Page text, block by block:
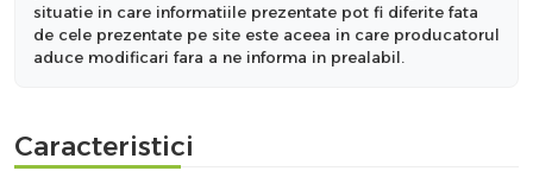
situatie in care informatiile prezentate pot fi diferite fata
de cele prezentate pe site este aceea in care producatorul
aduce modificari fara a ne informa in prealabil.
Caracteristici